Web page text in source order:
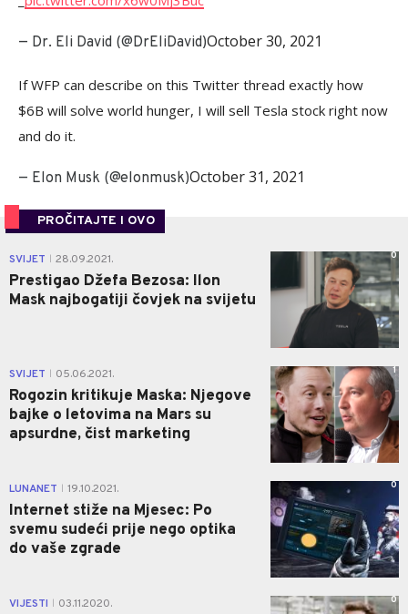
— Dr. Eli David (@DrEliDavid)October 30, 2021
If WFP can describe on this Twitter thread exactly how
$6B will solve world hunger, I will sell Tesla stock right now
and do it.
— Elon Musk (@elonmusk)October 31, 2021
PROČITAJTE I OVO
SVIJET 28.09.2021.
Prestigao Džefa Bezosa: Ilon
Mask najbogatiji čovjek na svijetu
0
SVIJET 05.06.2021.
Rogozin kritikuje Maska: Njegove
bajke o letovima na Mars su
apsurdne, čist marketing
1
LUNANET 19.10.2021.
Internet stiže na Mjesec: Po
svemu sudeći prije nego optika
do vaše zgrade
0
VIJESTI 03.11.2020. 0